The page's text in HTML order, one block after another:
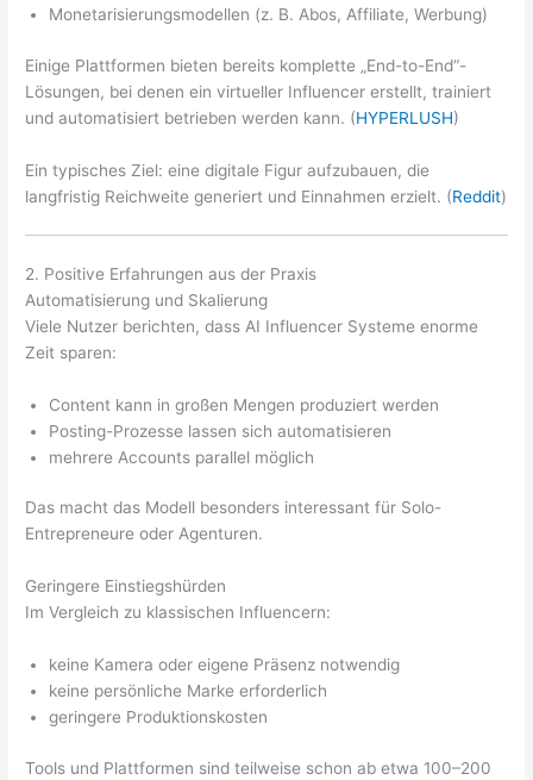
Monetarisierungsmodellen (z. B. Abos, Affiliate, Werbung)
Einige Plattformen bieten bereits komplette „End-to-End“-
Lösungen, bei denen ein virtueller Influencer erstellt, trainiert
und automatisiert betrieben werden kann. (HYPERLUSH)
Ein typisches Ziel: eine digitale Figur aufzubauen, die
langfristig Reichweite generiert und Einnahmen erzielt. (Reddit)
2. Positive Erfahrungen aus der Praxis
Automatisierung und Skalierung
Viele Nutzer berichten, dass AI Influencer Systeme enorme
Zeit sparen:
Content kann in großen Mengen produziert werden
Posting-Prozesse lassen sich automatisieren
mehrere Accounts parallel möglich
Das macht das Modell besonders interessant für Solo-
Entrepreneure oder Agenturen.
Geringere Einstiegshürden
Im Vergleich zu klassischen Influencern:
keine Kamera oder eigene Präsenz notwendig
keine persönliche Marke erforderlich
geringere Produktionskosten
Tools und Plattformen sind teilweise schon ab etwa 100–200